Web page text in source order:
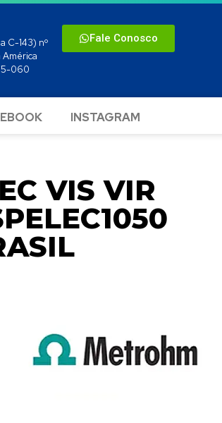
C-143) nº
América
060
Fale Conosco
INSTAGRAM
VIS VIR